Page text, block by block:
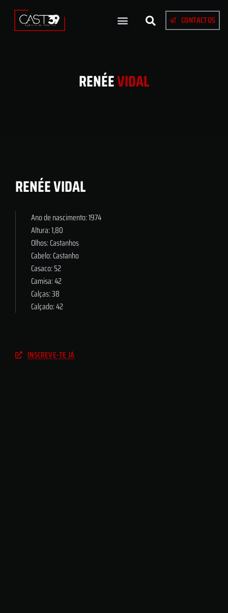
CONTACTOS
RENÉEVIDAL
RENÉE VIDAL
Ano de nascimento: 1974
Altura: 1,80
Olhos: Castanhos
Cabelo: Castanho
Casaco: 52
Camisa: 42
Calças: 38
Calçado: 42
INSCREVE-TE JÁ